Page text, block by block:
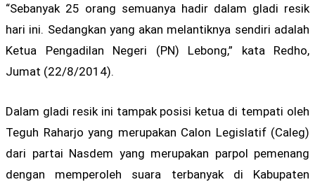
“Sebanyak 25 orang semuanya hadir dalam gladi resik
hari ini. Sedangkan yang akan melantiknya sendiri adalah
Ketua Pengadilan Negeri (PN) Lebong,” kata Redho,
Jumat (22/8/2014).
Dalam gladi resik ini tampak posisi ketua di tempati oleh
Teguh Raharjo yang merupakan Calon Legislatif (Caleg)
dari partai Nasdem yang merupakan parpol pemenang
dengan memperoleh suara terbanyak di Kabupaten